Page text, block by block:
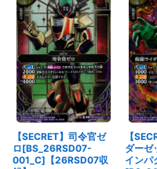
在庫あり
並び順:
【SECRET】司令官ゼ
ロ[BS_26RSD07-
001_C]【26RSD07収
【
ダーゼ
インパ